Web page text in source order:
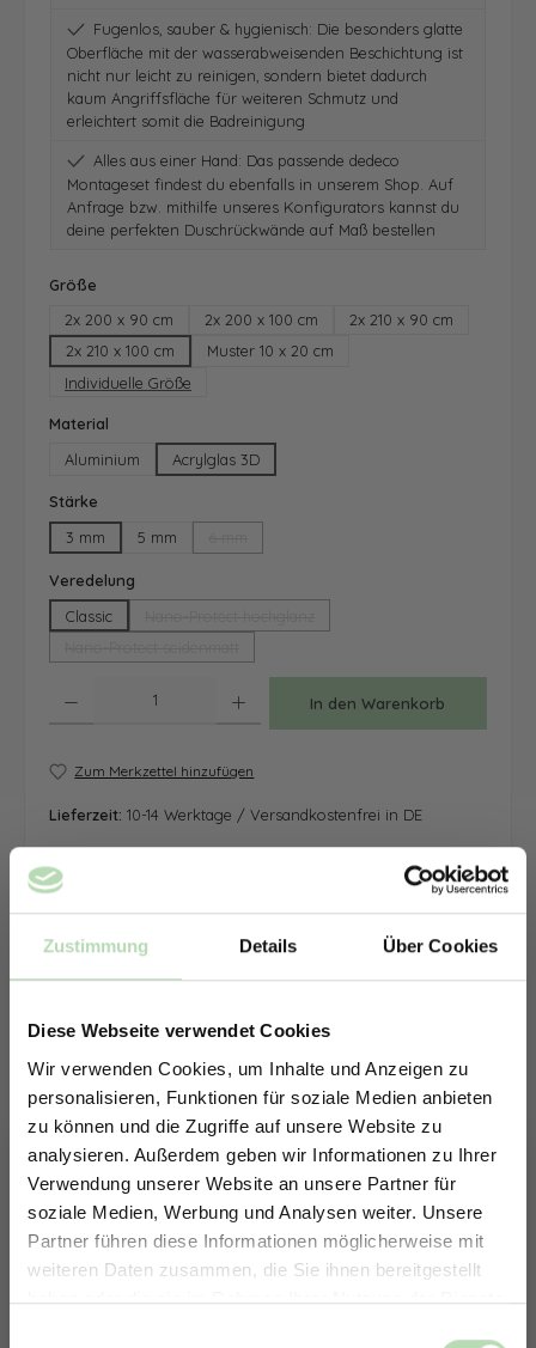
Zustimmung Details Über Cookies
Diese Webseite verwendet Cookies
Wir verwenden Cookies, um Inhalte und Anzeigen zu
personalisieren, Funktionen für soziale Medien anbieten
zu können und die Zugriffe auf unsere Website zu
analysieren. Außerdem geben wir Informationen zu Ihrer
Verwendung unserer Website an unsere Partner für
soziale Medien, Werbung und Analysen weiter. Unsere
Partner führen diese Informationen möglicherweise mit
weiteren Daten zusammen, die Sie ihnen bereitgestellt
haben oder die sie im Rahmen Ihrer Nutzung der Dienste
Fugenlos, sauber & hygienisch: Die besonders glatte
Oberfläche mit der wasserabweisenden Beschichtung ist
nicht nur leicht zu reinigen, sondern bietet dadurch
kaum Angriffsfläche für weiteren Schmutz und
erleichtert somit die Badreinigung
Alles aus einer Hand: Das passende dedeco
Montageset findest du ebenfalls in unserem Shop. Auf
Anfrage bzw. mithilfe unseres Konfigurators kannst du
deine perfekten Duschrückwände auf Maß bestellen
Größe
2x 200 x 90 cm
2x 200 x 100 cm
2x 210 x 90 cm
2x 210 x 100 cm
Muster 10 x 20 cm
Individuelle Größe
Material
Aluminium
Acrylglas 3D
Stärke
3 mm
5 mm
Veredelung
Classic
In den Warenkorb
Zum Merkzettel hinzufügen
Lieferzeit: 10-14 Werktage / Versandkostenfrei in DE
ERHALTE 5% RABATT AUF
DEINE RÜCKWÄNDE